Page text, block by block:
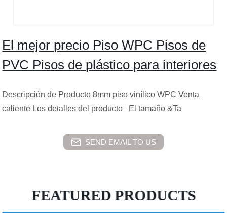
El mejor precio Piso WPC Pisos de
PVC Pisos de plástico para interiores
Descripción de Producto 8mm piso vinílico WPC Venta
caliente Los detalles del producto El tamaño &Ta
SEND EMAIL TO US
FEATURED PRODUCTS